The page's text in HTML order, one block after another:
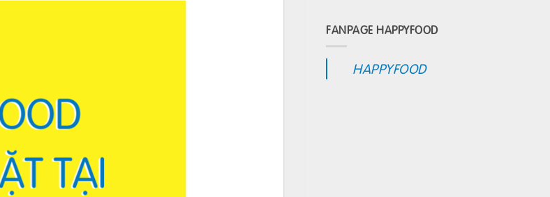
FANPAGE HAPPYFOOD
HAPPYFOOD